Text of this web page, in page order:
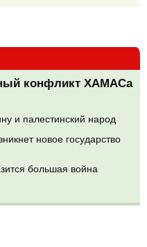
конфликт ХАМАСа
и палестинский народ
новое государство
большая война